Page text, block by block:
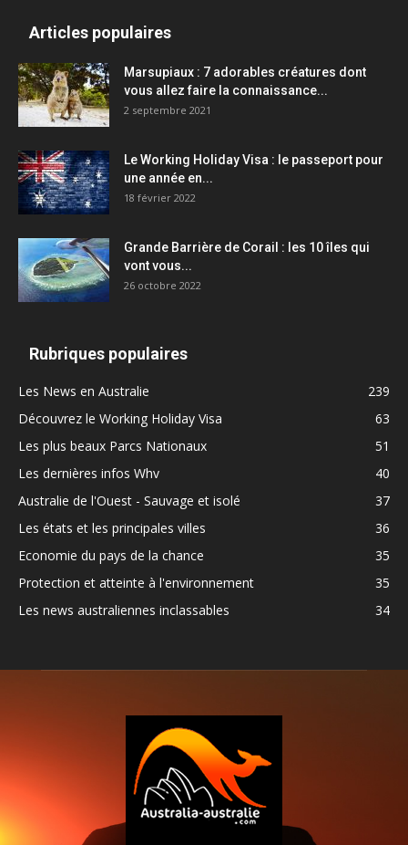
Articles populaires
Marsupiaux : 7 adorables créatures dont
vous allez faire la connaissance...
2 septembre 2021
Le Working Holiday Visa : le passeport pour
une année en...
18 février 2022
Grande Barrière de Corail : les 10 îles qui
vont vous...
26 octobre 2022
Rubriques populaires
Les News en Australie
239
Découvrez le Working Holiday Visa
63
Les plus beaux Parcs Nationaux
51
Les dernières infos Whv
40
Australie de l'Ouest - Sauvage et isolé
37
Les états et les principales villes
36
Economie du pays de la chance
35
Protection et atteinte à l'environnement
35
Les news australiennes inclassables
34